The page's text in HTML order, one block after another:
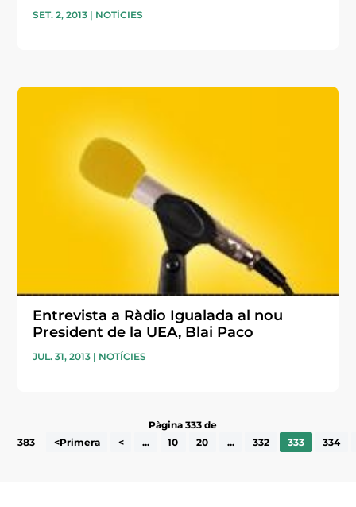
SET. 2, 2013 | NOTÍCIES
Entrevista a Ràdio Igualada al nou
President de la UEA, Blai Paco
JUL. 31, 2013 | NOTÍCIES
Pàgina 333 de
383
<Primera < ... 10 20 ... 332 333 334